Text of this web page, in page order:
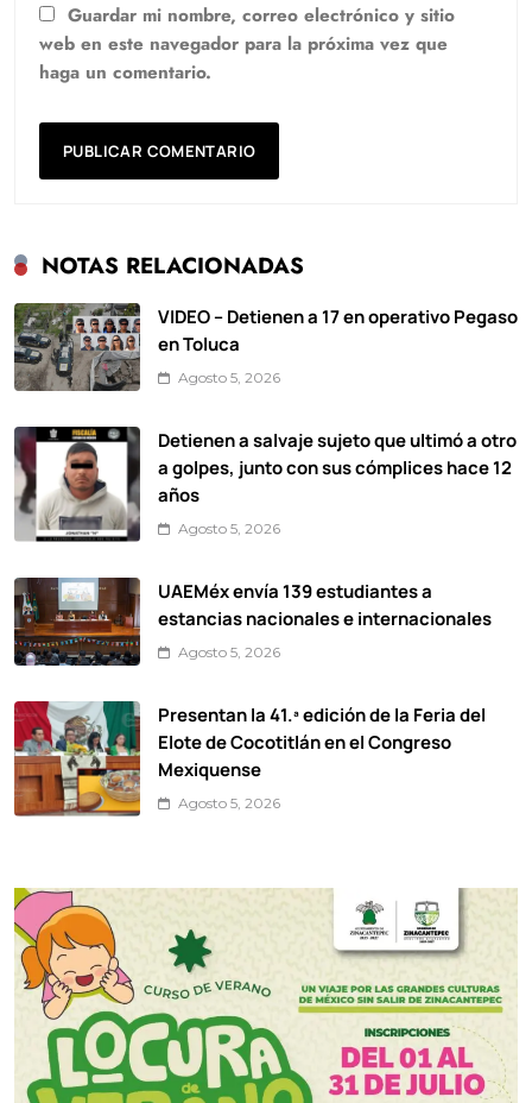
Guardar mi nombre, correo electrónico y sitio
web en este navegador para la próxima vez que
haga un comentario.
NOTAS RELACIONADAS
VIDEO – Detienen a 17 en operativo Pegaso
en Toluca
Agosto 5, 2026
Detienen a salvaje sujeto que ultimó a otro
a golpes, junto con sus cómplices hace 12
años
Agosto 5, 2026
UAEMéx envía 139 estudiantes a
estancias nacionales e internacionales
Agosto 5, 2026
Presentan la 41.ª edición de la Feria del
Elote de Cocotitlán en el Congreso
Mexiquense
Agosto 5, 2026